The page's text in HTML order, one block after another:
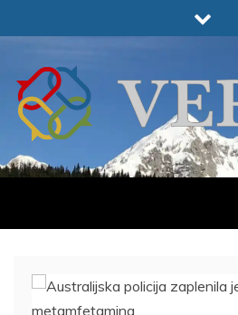
to
VERIGE
ODABRANO